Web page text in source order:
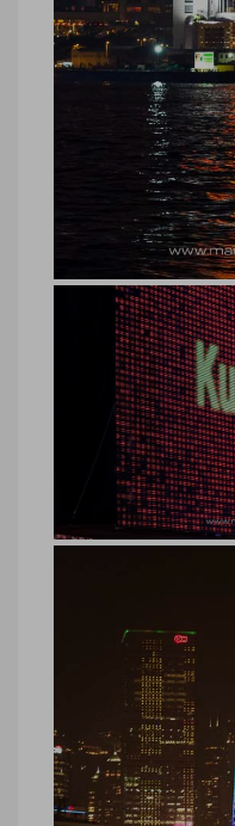
Kung Hei Fat
mandarin ©
Kung Hei Fat
mandarin ©